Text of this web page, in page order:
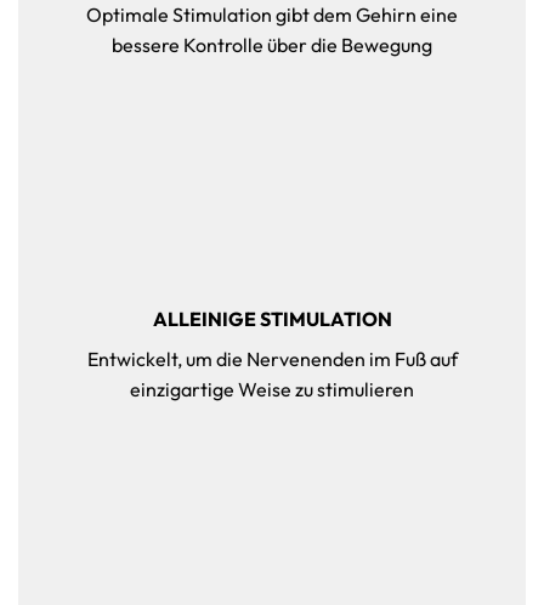
Optimale Stimulation gibt dem Gehirn eine
bessere Kontrolle über die Bewegung
ALLEINIGE STIMULATION
Entwickelt, um die Nervenenden im Fuß auf
einzigartige Weise zu stimulieren